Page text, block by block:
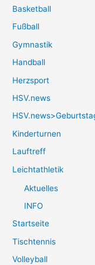
Basketball
Fußball
Gymnastik
Handball
Herzsport
HSV.news
Kinderturnen
Lauftreff
Leichtathletik
Aktuelles
INFO
Startseite
Tischtennis
Volleyball